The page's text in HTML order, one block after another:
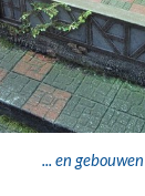
... en gebouwen